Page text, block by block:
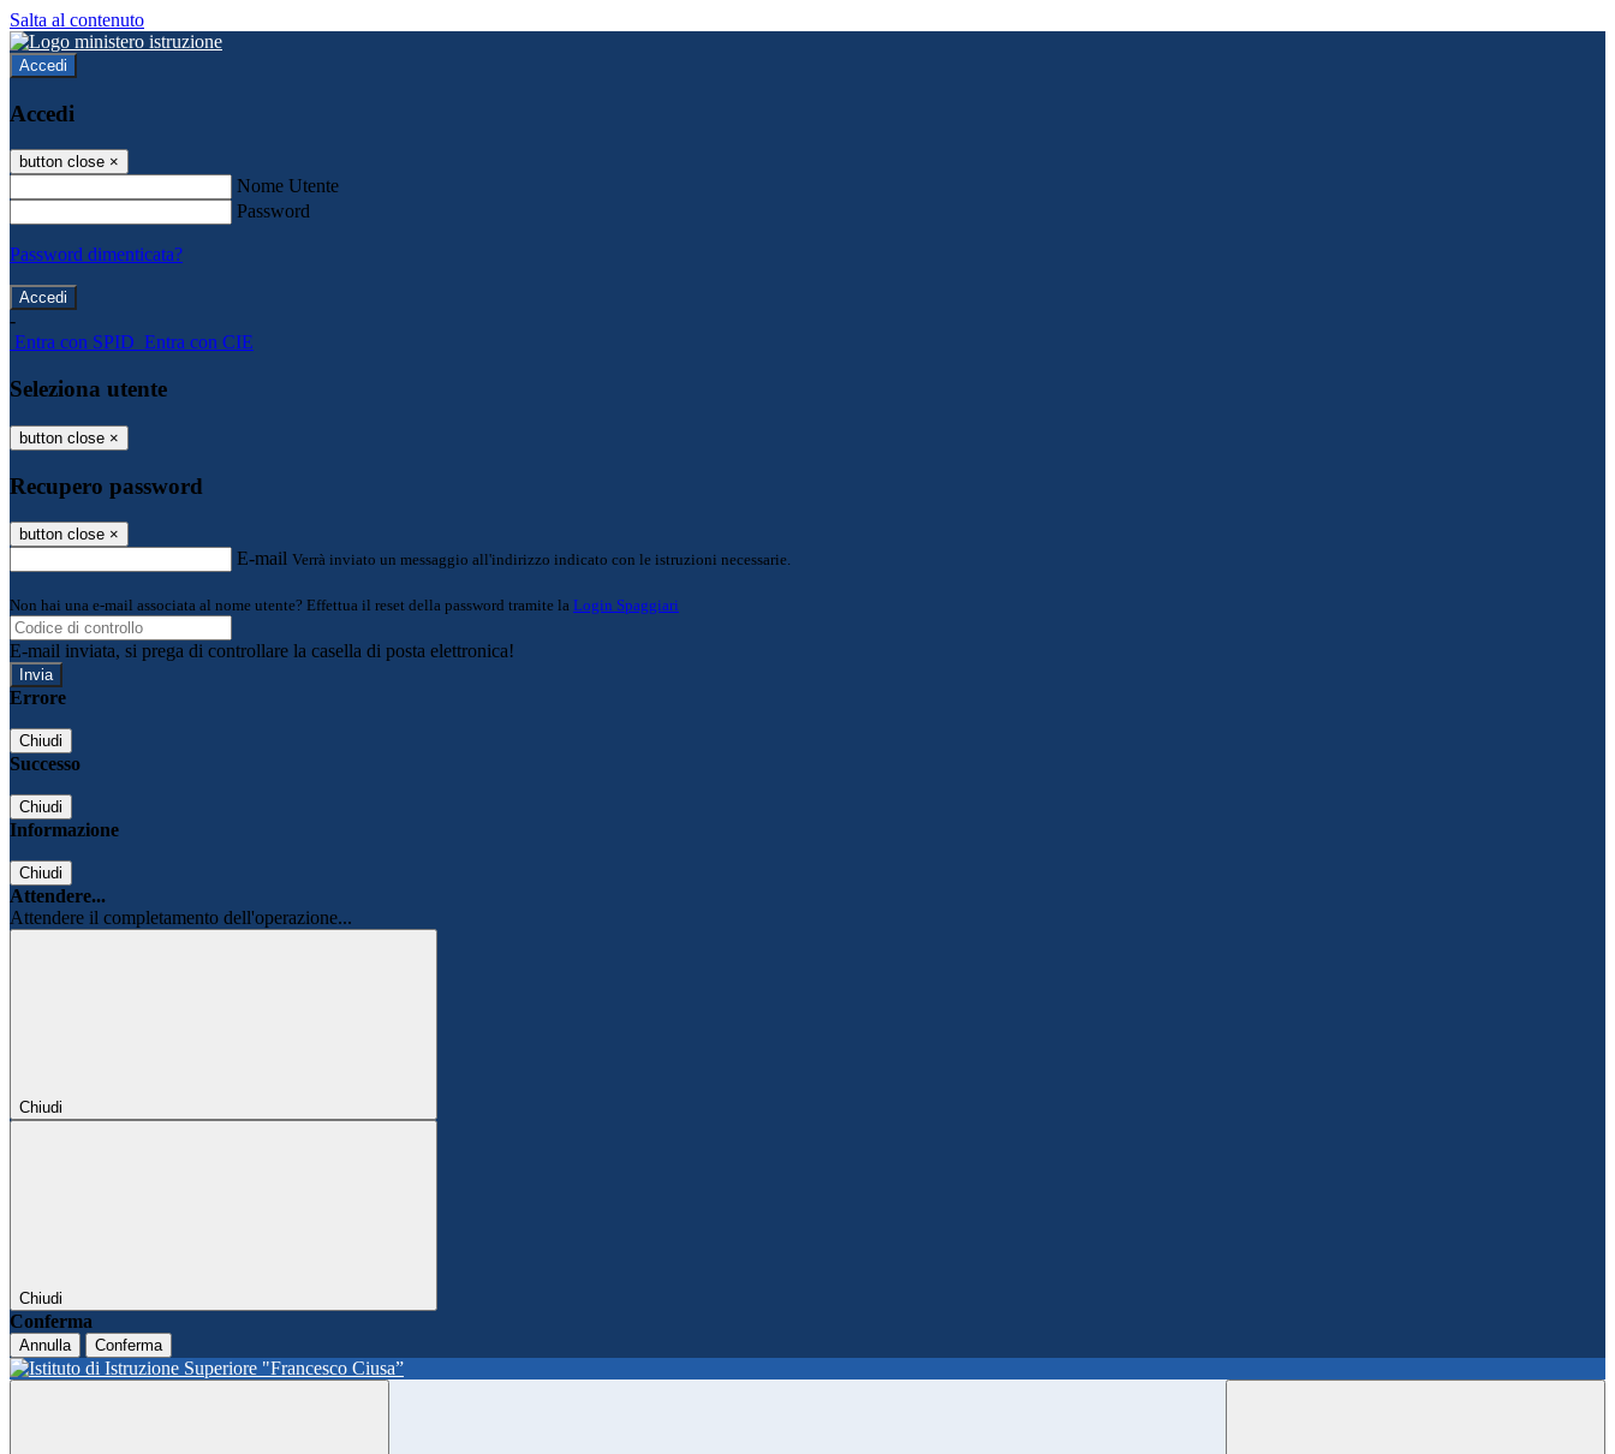
Salta al contenuto
Accedi
Accedi
button close ×
Nome Utente
Password
Password dimenticata?
-
Entra con SPID Entra con CIE
Seleziona utente
button close ×
Recupero password
button close ×
E-mail Verrà inviato un messaggio all'indirizzo indicato con le istruzioni necessarie.
Non hai una e-mail associata al nome utente? Effettua il reset della password tramite la Login Spaggiari
E-mail inviata, si prega di controllare la casella di posta elettronica!
Errore
Chiudi
Successo
Chiudi
Informazione
Chiudi
Attendere...
Attendere il completamento dell'operazione...
Chiudi
Chiudi
Conferma
Annulla Conferma